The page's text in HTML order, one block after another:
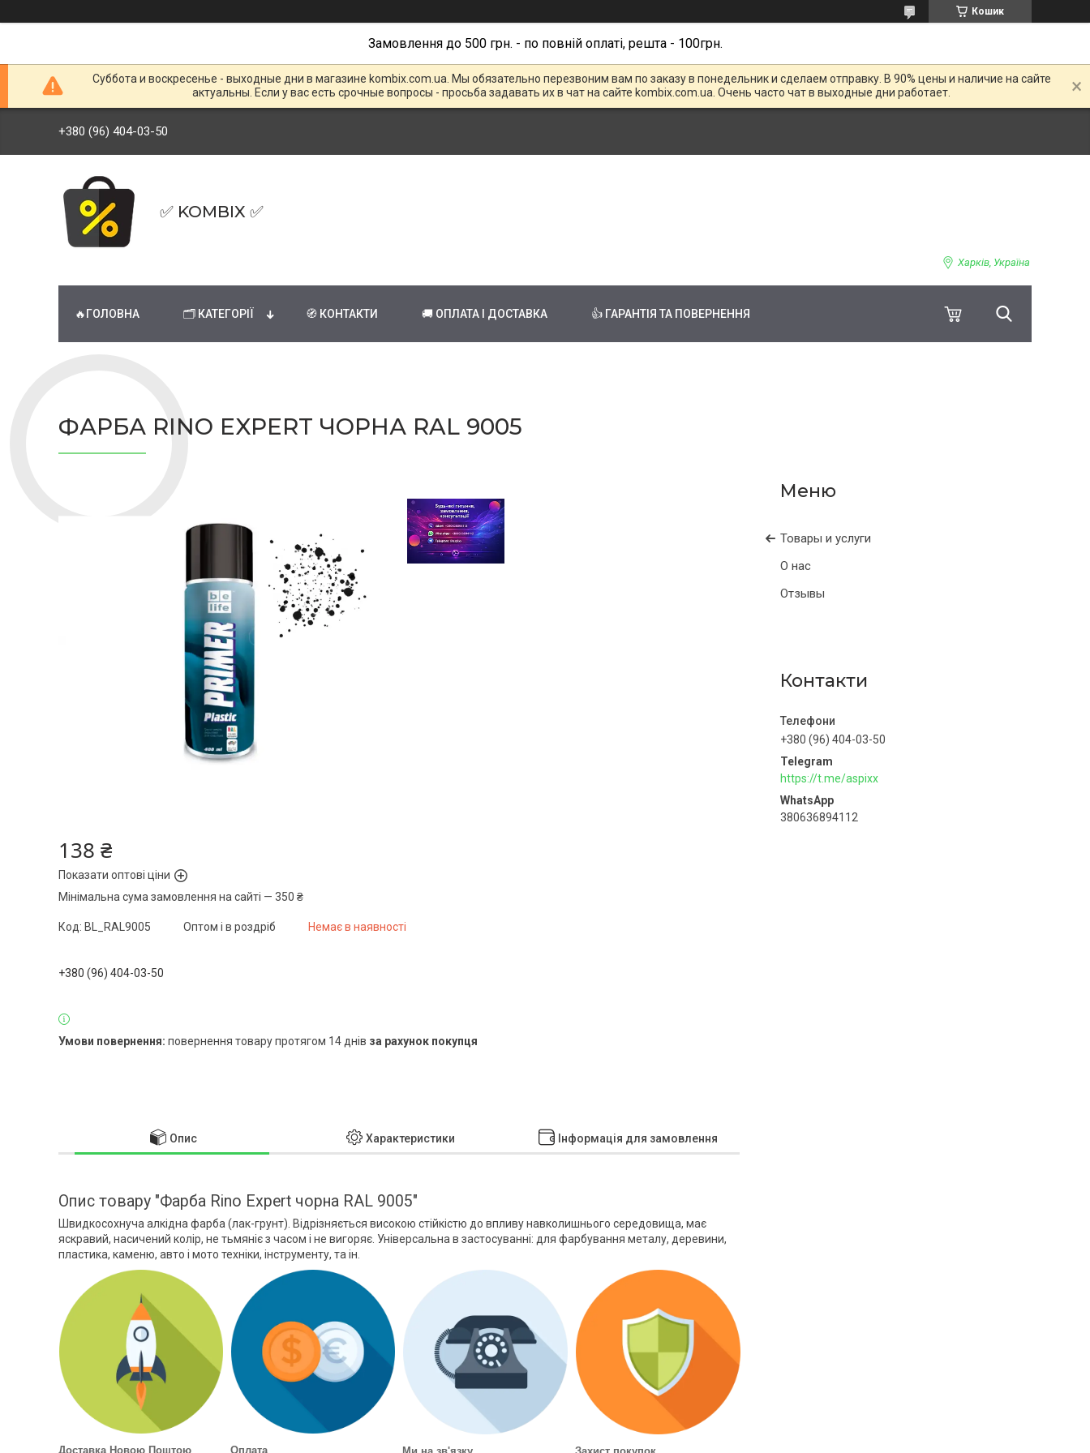
Кошик
Замовлення до 500 грн. - по повній оплаті, решта - 100грн.
Суббота и воскресенье - выходные дни в магазине kombix.com.ua. Мы обязательно перезвоним вам по заказу в понедельник и сделаем отправку. В 90% цены и наличие на сайте
актуальны. Если у вас есть срочные вопросы - просьба задавать их в чат на сайте kombix.com.ua. Очень часто чат в выходные дни работает.
+380 (96) 404-03-50
✅ KOMBIX ✅
Харків, Україна
🔥ГОЛОВНА 🗂 КАТЕГОРІЇ 🧭 КОНТАКТИ 🚚 ОПЛАТА І ДОСТАВКА 👍 ГАРАНТІЯ ТА ПОВЕРНЕННЯ
ФАРБА RINO EXPERT ЧОРНА RAL 9005
Товары и услуги
О нас
Отзывы
Контакти
+380 (96) 404-03-50
https://t.me/aspixx
380636894112
138 ₴
Показати оптові ціни
Мінімальна сума замовлення на сайті — 350 ₴
Немає в наявності
Оптом і в роздріб
Код: BL_RAL9005
+380 (96) 404-03-50
повернення товару протягом 14 днів за рахунок покупця
Опис Характеристики Інформація для замовлення
Опис товару "Фарба Rino Expert чорна RAL 9005"
Швидкосохнуча алкідна фарба (лак-грунт). Відрізняється високою стійкістю до впливу навколишнього середовища, має
яскравий, насичений колір, не тьмяніє з часом і не вигоряє. Універсальна в застосуванні: для фарбування металу, деревини,
пластика, каменю, авто і мото техніки, інструменту, та ін.
Доставка Новою Поштою Оплата